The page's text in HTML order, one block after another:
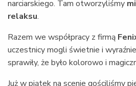
narciarskiego. Tam otworzyliśmy
relaksu.
Razem we współpracy z firmą
uczestnicy mogli świetnie i
sprawiły, że było kolorowo i
Już w piątek na scenie gościliśmy